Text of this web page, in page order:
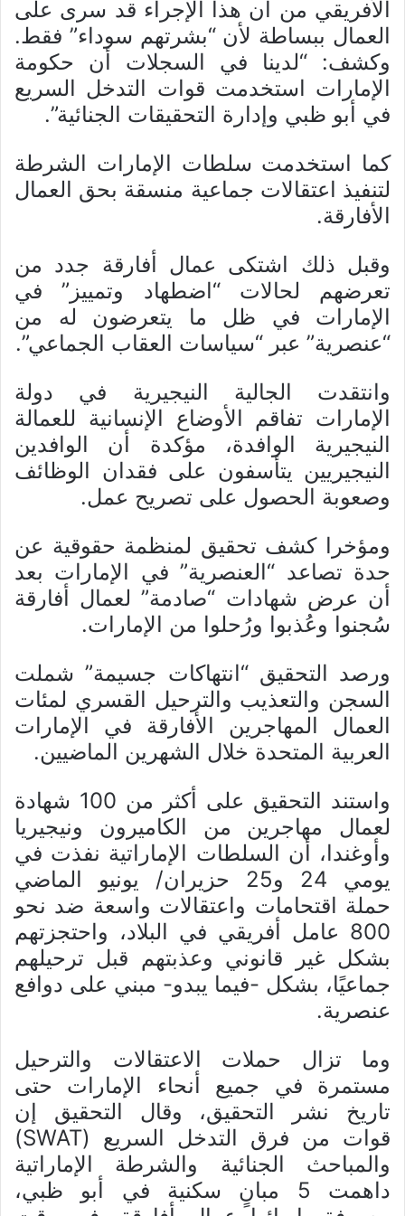
الأفريقي من أن هذا الإجراء قد سرى على
العمال ببساطة لأن “بشرتهم سوداء” فقط.
وكشف: “لدينا في السجلات أن حكومة
الإمارات استخدمت قوات التدخل السريع
في أبو ظبي وإدارة التحقيقات الجنائية”.
كما استخدمت سلطات الإمارات الشرطة
لتنفيذ اعتقالات جماعية منسقة بحق العمال
الأفارقة.
وقبل ذلك اشتكى عمال أفارقة جدد من
تعرضهم لحالات “اضطهاد وتمييز” في
الإمارات في ظل ما يتعرضون له من
“عنصرية” عبر “سياسات العقاب الجماعي”.
وانتقدت الجالية النيجيرية في دولة
الإمارات تفاقم الأوضاع الإنسانية للعمالة
النيجيرية الوافدة، مؤكدة أن الوافدين
النيجيريين يتأسفون على فقدان الوظائف
وصعوبة الحصول على تصريح عمل.
ومؤخرا كشف تحقيق لمنظمة حقوقية عن
حدة تصاعد “العنصرية” في الإمارات بعد
أن عرض شهادات “صادمة” لعمال أفارقة
سُجنوا وعُذبوا ورُحلوا من الإمارات.
ورصد التحقيق “انتهاكات جسيمة” شملت
السجن والتعذيب والترحيل القسري لمئات
العمال المهاجرين الأفارقة في الإمارات
العربية المتحدة خلال الشهرين الماضيين.
واستند التحقيق على أكثر من 100 شهادة
لعمال مهاجرين من الكاميرون ونيجيريا
وأوغندا، أن السلطات الإماراتية نفذت في
يومي 24 و25 حزيران/ يونيو الماضي
حملة اقتحامات واعتقالات واسعة ضد نحو
800 عامل أفريقي في البلاد، واحتجزتهم
بشكل غير قانوني وعذبتهم قبل ترحيلهم
جماعيًا، بشكل -فيما يبدو- مبني على دوافع
عنصرية.
وما تزال حملات الاعتقالات والترحيل
مستمرة في جميع أنحاء الإمارات حتى
تاريخ نشر التحقيق، وقال التحقيق إن
قوات من فرق التدخل السريع (SWAT)
والمباحث الجنائية والشرطة الإماراتية
داهمت 5 مبانٍ سكنية في أبو ظبي،